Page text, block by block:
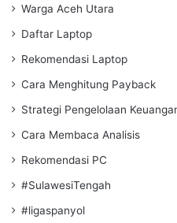
Warga Aceh Utara
Daftar Laptop
Rekomendasi Laptop
Cara Menghitung Payback
Strategi Pengelolaan
Cara Membaca Analisis
Rekomendasi PC
#SulawesiTengah
#ligaspanyol